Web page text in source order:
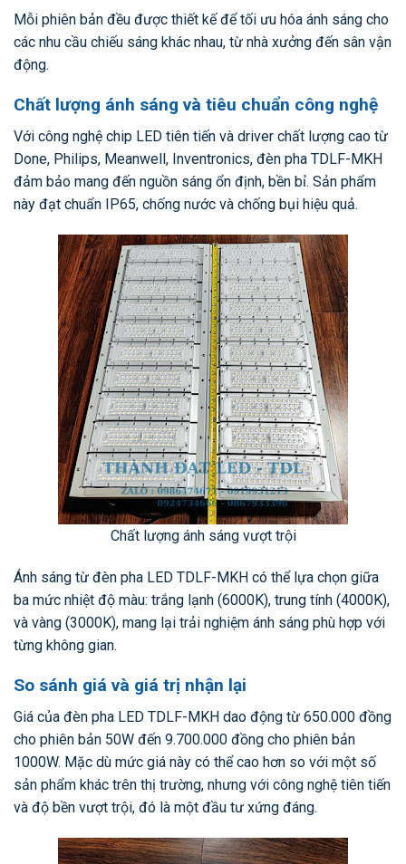
Mỗi phiên bản đều được thiết kế để tối ưu hóa ánh sáng cho
các nhu cầu chiếu sáng khác nhau, từ nhà xưởng đến sân vận
động.
Chất lượng ánh sáng và tiêu chuẩn công nghệ
Với công nghệ chip LED tiên tiến và driver chất lượng cao từ
Done, Philips, Meanwell, Inventronics, đèn pha TDLF-MKH
đảm bảo mang đến nguồn sáng ổn định, bền bỉ. Sản phẩm
này đạt chuẩn IP65, chống nước và chống bụi hiệu quả.
Chất lượng ánh sáng vượt trội
Ánh sáng từ đèn pha LED TDLF-MKH có thể lựa chọn giữa
ba mức nhiệt độ màu: trắng lạnh (6000K), trung tính (4000K),
và vàng (3000K), mang lại trải nghiệm ánh sáng phù hợp với
từng không gian.
So sánh giá và giá trị nhận lại
Giá của đèn pha LED TDLF-MKH dao động từ 650.000 đồng
cho phiên bản 50W đến 9.700.000 đồng cho phiên bản
1000W. Mặc dù mức giá này có thể cao hơn so với một số
sản phẩm khác trên thị trường, nhưng với công nghệ tiên tiến
và độ bền vượt trội, đó là một đầu tư xứng đáng.